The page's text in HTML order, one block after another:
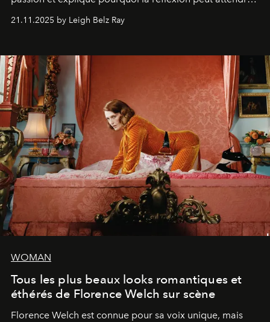
Elle avoue :
"C'est libérateur d'interpréter un
personnage qui dit : 'C'est mon désir, mon ambition, ma
21.11.2025 by Leigh Belz Ray
WOMAN
Tous les plus beaux looks romantiques et
éthérés de Florence Welch sur scène
Florence Welch est connue pour sa voix unique, mais